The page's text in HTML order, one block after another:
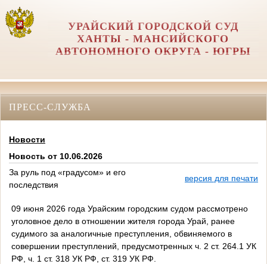
УРАЙСКИЙ ГОРОДСКОЙ СУД
ХАНТЫ - МАНСИЙСКОГО
АВТОНОМНОГО ОКРУГА - ЮГРЫ
ПРЕСС-СЛУЖБА
Новости
Новость от 10.06.2026
За руль под «градусом» и его
последствия
версия для печати
09 июня 2026 года Урайским городским судом рассмотрено
уголовное дело в отношении жителя города Урай, ранее
судимого за аналогичные преступления, обвиняемого в
совершении преступлений, предусмотренных ч. 2 ст. 264.1 УК
РФ, ч. 1 ст. 318 УК РФ, ст. 319 УК РФ.